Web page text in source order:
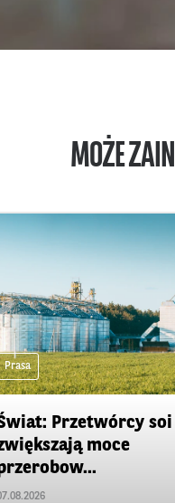
MOŻE
Prasa
Przetwórcy soi
moce